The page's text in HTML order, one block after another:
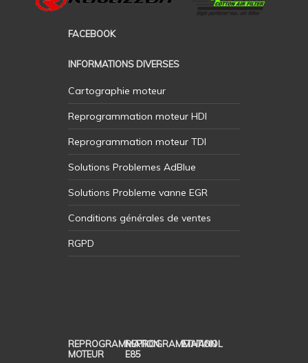
FACEBOOK
INFORMATIONS DIVERSES
Cartographie moteur
Reprogrammation moteur HDI
Reprogrammation moteur TDI
Solutions Problemes AdBlue
Solutions Probleme vanne EGR
Conditions générales de ventes
RGPD
REPROGRAMMATION
MOTEUR
REPROGRAMMATION
E85
ETHANOL